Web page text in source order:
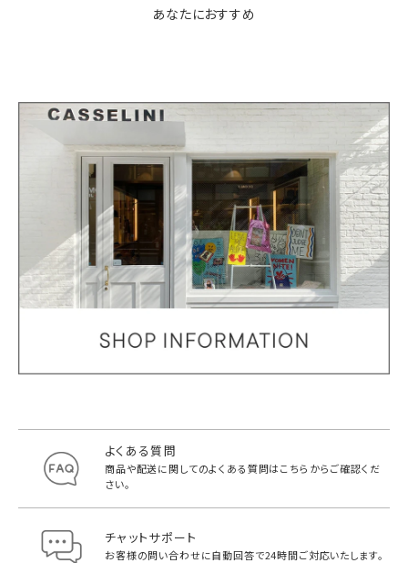
あなたにおすすめ
よくある質問
商品や配送に関してのよくある質問はこちらからご確認くだ
さい。
チャットサポート
お客様の問い合わせに自動回答で24時間ご対応いたします。